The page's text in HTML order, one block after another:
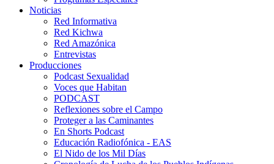
Noticias
Red Informativa
Red Kichwa
Red Amazónica
Entrevistas
Producciones
Podcast Sexualidad
Voces que Habitan
PODCAST
Reflexiones sobre el Campo
Proteger a las Caminantes
En Shorts Podcast
Educación Radiofónica - EAS
El Nido de los Mil Días